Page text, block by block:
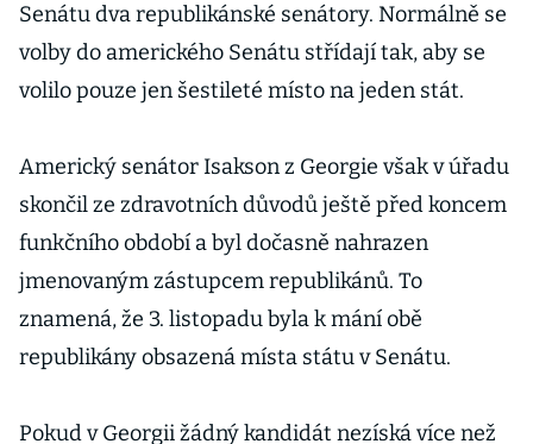
Senátu dva republikánské senátory. Normálně se
volby do amerického Senátu střídají tak, aby se
volilo pouze jen šestileté místo na jeden stát.
Americký senátor Isakson z Georgie však v úřadu
skončil ze zdravotních důvodů ještě před koncem
funkčního období a byl dočasně nahrazen
jmenovaným zástupcem republikánů. To
znamená, že 3. listopadu byla k mání obě
republikány obsazená místa státu v Senátu.
Pokud v Georgii žádný kandidát nezíská více než